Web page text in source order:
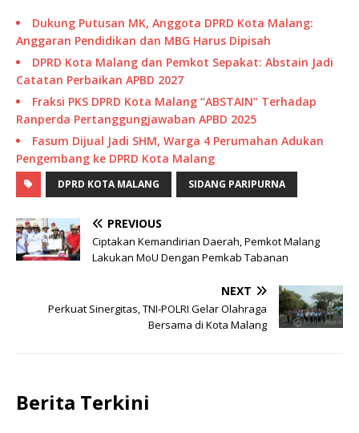
Dukung Putusan MK, Anggota DPRD Kota Malang:
Anggaran Pendidikan dan MBG Harus Dipisah
DPRD Kota Malang dan Pemkot Sepakat: Abstain Jadi
Catatan Perbaikan APBD 2027
Fraksi PKS DPRD Kota Malang “ABSTAIN” Terhadap
Ranperda Pertanggungjawaban APBD 2025
Fasum Dijual Jadi SHM, Warga 4 Perumahan Adukan
Pengembang ke DPRD Kota Malang
DPRD KOTA MALANG SIDANG PARIPURNA
PREVIOUS
Ciptakan Kemandirian Daerah, Pemkot Malang
Lakukan MoU Dengan Pemkab Tabanan
NEXT
Perkuat Sinergitas, TNI-POLRI Gelar Olahraga
Bersama di Kota Malang
Berita Terkini